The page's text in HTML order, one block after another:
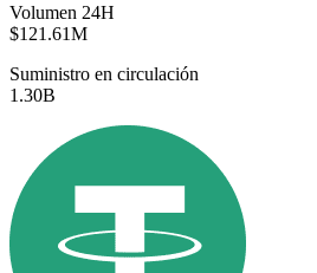
Volumen 24H
$121.61M
Suministro en circulación
1.30B